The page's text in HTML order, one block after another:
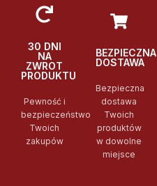
30 DNI
NA
ZWROT
PRODUKTU
Pewność i
bezpieczeństwo
Twoich
zakupów
BEZPIECZNA
DOSTAWA
Bezpieczna
dostawa
Twoich
produktów
w dowolne
miejsce